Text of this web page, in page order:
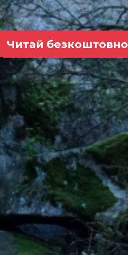
Читай безкоштовно